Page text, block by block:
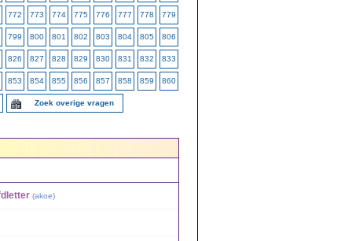
772 773 774 775 776 777 778 779
799 800 801 802 803 804 805 806
826 827 828 829 830 831 832 833
853 854 855 856 857 858 859 860
Zoek overige vragen
(akoe)